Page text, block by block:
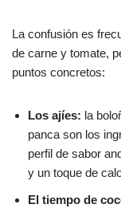
La confusión es
de carne y tomate,
puntos concretos:
Los ajíes: la
panca son los
perfil de sabor
y un toque de
El tiempo de